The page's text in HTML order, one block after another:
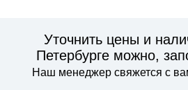
Уточнить цены и
Петербурге можно,
Наш менеджер свяжется с